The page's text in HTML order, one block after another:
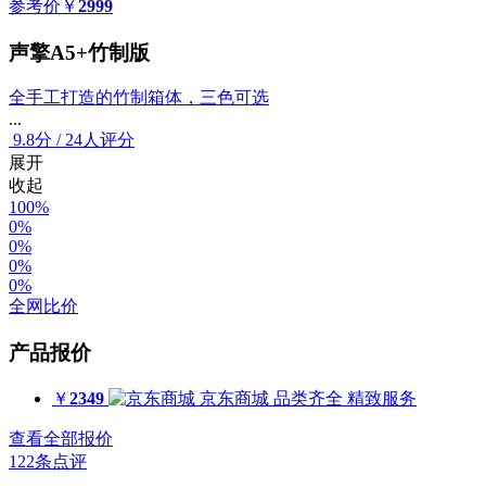
参考价 ￥2999
声擎A5+竹制版
全手工打造的竹制箱体，三色可选
...
9.8分 / 24人评分
展开
收起
100%
0%
0%
0%
0%
全网比价
产品报价
￥2349 京东商城 品类齐全 精致服务
查看全部报价
122条点评